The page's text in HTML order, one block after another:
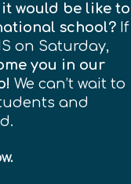
would be like to
school? If
on Saturday,
you in our
We can’t wait to
and